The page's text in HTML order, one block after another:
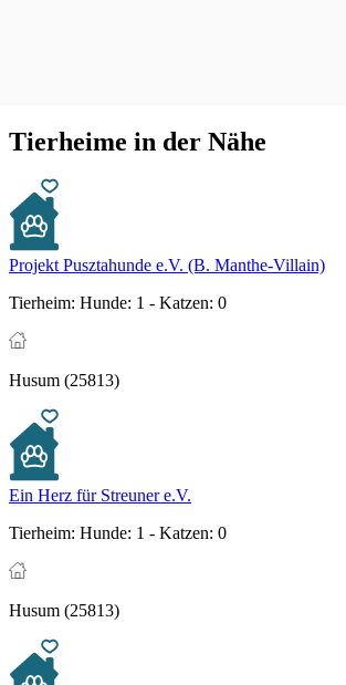
Tierheime in der Nähe
Projekt Pusztahunde e.V. (B. Manthe-Villain)
Tierheim: Hunde: 1 - Katzen: 0
Husum (25813)
Ein Herz für Streuner e.V.
Tierheim: Hunde: 1 - Katzen: 0
Husum (25813)